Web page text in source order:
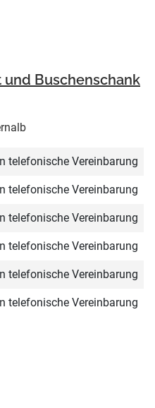
Buschenschank
telefonische Vereinbarung
telefonische Vereinbarung
telefonische Vereinbarung
telefonische Vereinbarung
telefonische Vereinbarung
telefonische Vereinbarung